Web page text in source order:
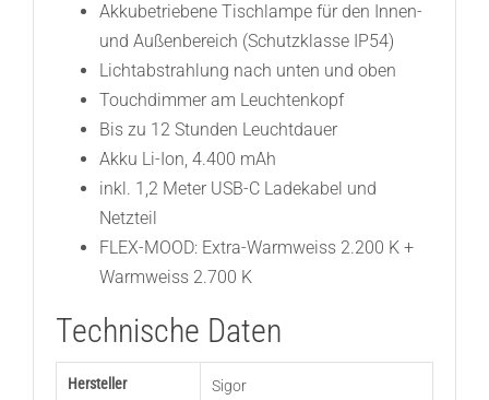
Akkubetriebene Tischlampe für den Innen-
und Außenbereich (Schutzklasse IP54)
Lichtabstrahlung nach unten und oben
Touchdimmer am Leuchtenkopf
Bis zu 12 Stunden Leuchtdauer
Akku Li-Ion, 4.400 mAh
inkl. 1,2 Meter USB-C Ladekabel und
Netzteil
FLEX-MOOD: Extra-Warmweiss 2.200 K +
Warmweiss 2.700 K
Technische Daten
Hersteller Sigor